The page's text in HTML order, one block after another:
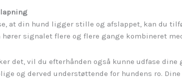
at din hund ligger stille og afslappet, kan du
hører signalet flere og flere gange kombineret
det, vil du efterhånden også kunne udfase
og derved understøttende for hundens ro.